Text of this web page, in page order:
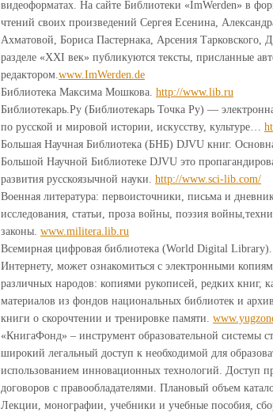
видеоформатах. На сайте Библиотеки «ImWerden» в
чтений своих произведений Сергея Есенина,
Ахматовой, Бориса Пастернака, Арсения
разделе «ХХI век» публикуются тексты, присланные
редактором.www.ImWerden.de
Библиотека Максима Мошкова. http://www.lib.ru
Библиотекарь.Ру (Библиотекарь Точка Ру) —
по русской и мировой истории, искусству, культуре…
Большая Научная Библиотека (БНБ) DJVU книг.
Большой Научной Библиотеке DJVU это
развития русскоязычной науки. http://www.sci-lib.com/
Военная литература: первоисточники, письма и
исследования, статьи, проза войны, поэзия
законы. www.militera.lib.ru
Всемирная цифровая библиотека (World Digital
Интернету, может ознакомиться с электронными
различных народов: копиями рукописей, редких книг,
материалов из фондов национальных библиотек и
книги о скорочтении и тренировке памяти.
«КнигаФонд» – инструмент образовательной системы
широкий легальный доступ к необходимой для
использованием инновационных технологий. Доступ
договоров с правообладателями. Плановый объем
Лекции, монографии, учебники и учебные пособия,